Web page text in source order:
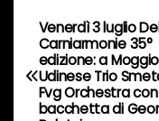
n
c
o
r
N
a
v
Venerdì 3 luglio
Carniarmonie 35°
edizione: a Moggio
Udinese Trio
Fvg Orchestra
bacchetta di